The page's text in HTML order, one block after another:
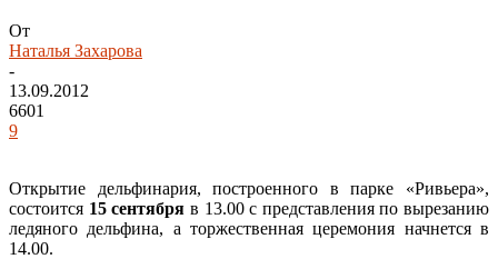
От
Наталья Захарова
-
13.09.2012
6601
9
Открытие дельфинария, построенного в парке «Ривьера»,
состоится 15 сентября в 13.00 с представления по вырезанию
ледяного дельфина, а торжественная церемония начнется в
14.00.